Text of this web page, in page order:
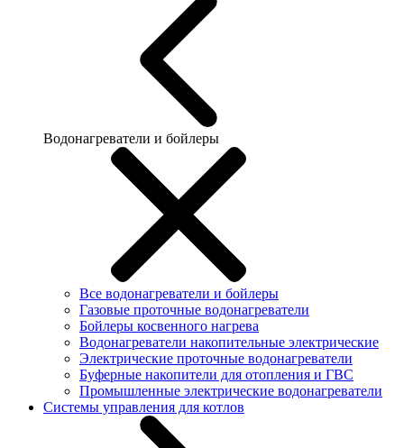
Водонагреватели и бойлеры
Все водонагреватели и бойлеры
Газовые проточные водонагреватели
Бойлеры косвенного нагрева
Водонагреватели накопительные электрические
Электрические проточные водонагреватели
Буферные накопители для отопления и ГВС
Промышленные электрические водонагреватели
Системы управления для котлов